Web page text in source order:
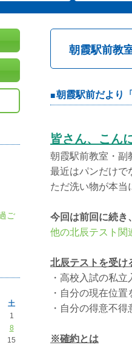
朝霞駅前教
朝霞駅前だより
皆さん、こん
朝霞駅前教室・副
最近はパンだけで
ただ洗い物が本当
今回は前回に続き
他の北辰テスト関
北辰テストを受け
・高校入試の私立
・自分の現在位
・自分の得意不
※確約とは
ご
土
1
8
15